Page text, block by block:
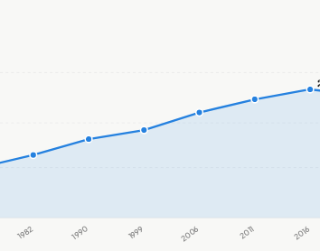
1982 1990 1999 2006 2011 2016